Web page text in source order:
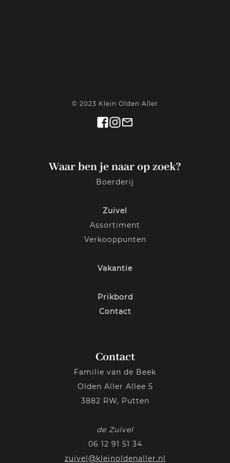
© 2023 Klein Olden Aller
Waar ben je naar op zoek?
Boerderij
Zuivel
Assortiment
Verkooppunten
Vakantie
Prikbord
Contact
Contact
Familie van de Beek
Olden Aller Allee 5
3882 RW, Putten
de Zuivel
06 12 91 51 34
zuivel@kleinoldenaller.nl